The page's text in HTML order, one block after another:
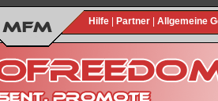
Hilfe Partner Allgemeine